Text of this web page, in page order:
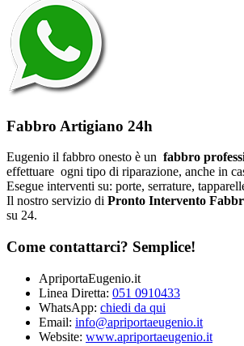
Fabbro Artigiano 24h
Eugenio il fabbro onesto è un fabbro
effettuare ogni tipo di riparazione, anche in
Esegue interventi su: porte, serrature,
Il nostro servizio di Pronto Intervento
su 24.
Come contattarci? Semplice!
ApriportaEugenio.it
Linea Diretta: 051 0910433
WhatsApp: chiedi da qui
Email: info@apriportaeugenio.it
Website: www.apriportaeugenio.it